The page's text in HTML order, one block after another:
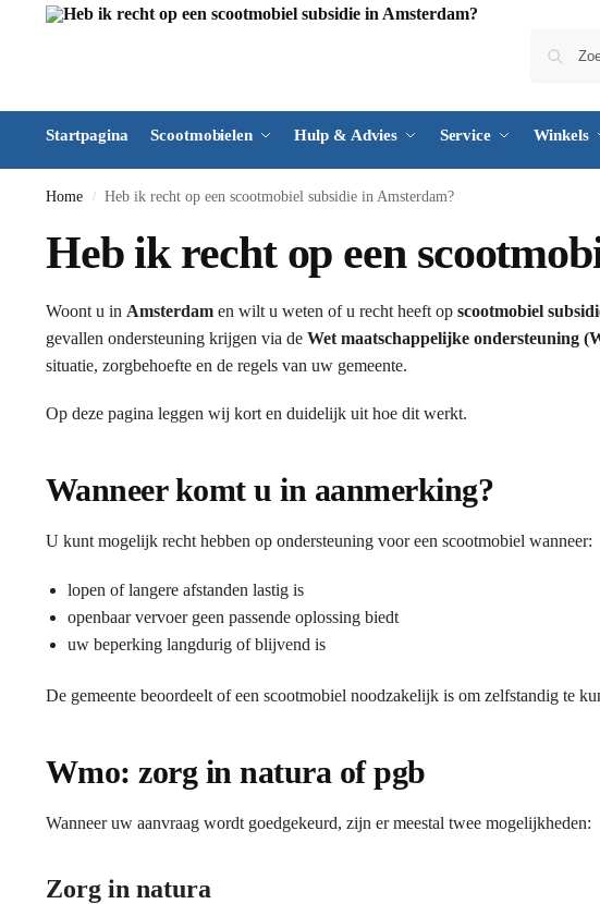
Startpagina Scootmobielen Hulp & Advies Service Winkels
Home / Heb ik recht op een scootmobiel subsidie in Amsterdam?
Heb ik recht op een
Woont u in Amsterdamen wilt u weten of u recht heeft op scootmobiel
gevallen ondersteuning krijgen via de Wet maatschappelijke ondersteuning
situatie, zorgbehoefte en de regels van uw gemeente.
Op deze pagina leggen wij kort en duidelijk uit hoe dit werkt.
Wanneer komt u in aanmerking?
U kunt mogelijk recht hebben op ondersteuning voor een scootmobiel wanneer:
lopen of langere afstanden lastig is
openbaar vervoer geen passende oplossing biedt
uw beperking langdurig of blijvend is
De gemeente beoordeelt of een scootmobiel noodzakelijk is om zelfstandig te
Wmo: zorg in natura of pgb
Wanneer uw aanvraag wordt goedgekeurd, zijn er meestal twee mogelijkheden:
Zorg in natura